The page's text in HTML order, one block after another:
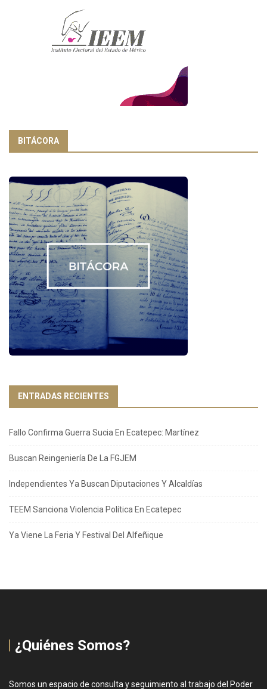
BITÁCORA
ENTRADAS RECIENTES
Fallo Confirma Guerra Sucia En Ecatepec: Martínez
Buscan Reingeniería De La FGJEM
Independientes Ya Buscan Diputaciones Y Alcaldías
TEEM Sanciona Violencia Política En Ecatepec
Ya Viene La Feria Y Festival Del Alfeñique
¿Quiénes Somos?
Somos un espacio de consulta y seguimiento al trabajo del Poder